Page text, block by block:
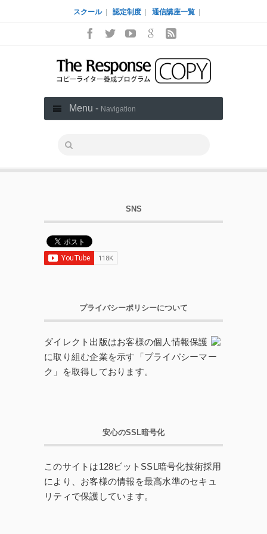
スクール 認定制度 通信講座一覧
Menu - Navigation
SNS
プライバシーポリシーについて
ダイレクト出版はお客様の個人情報保護
に取り組む企業を示す「プライバシーマー
ク」を取得しております。
安心のSSL暗号化
このサイトは128ビットSSL暗号化技術採用
により、お客様の情報を最高水準のセキュ
リティで保護しています。